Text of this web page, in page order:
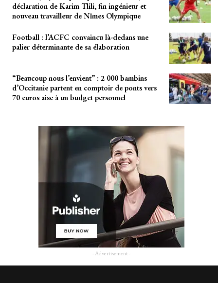
déclaration de Karim Tlili, fin ingénieur et
nouveau travailleur de Nîmes Olympique
Football : l’ACFC convaincu là-dedans une
palier déterminante de sa élaboration
“Beaucoup nous l’envient” : 2 000 bambins
d’Occitanie partent en comptoir de ponts vers
70 euros aise à un budget personnel
- Advertisement -